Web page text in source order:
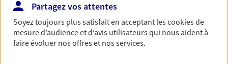
Préparez sereinement ce nouveau chapitre de
votre vie avec les conseils d'un expert. Découvrez
notre solution PER (Plan Epargne Retraite)
spécialement conçue pour la retraite.
Partagez vos attentes
Soyez toujours plus satisfait en acceptant lescookiesde
mesure d’audience et d’avis utilisateurs qui nous aident à
faire évoluer nos offres et nos services.